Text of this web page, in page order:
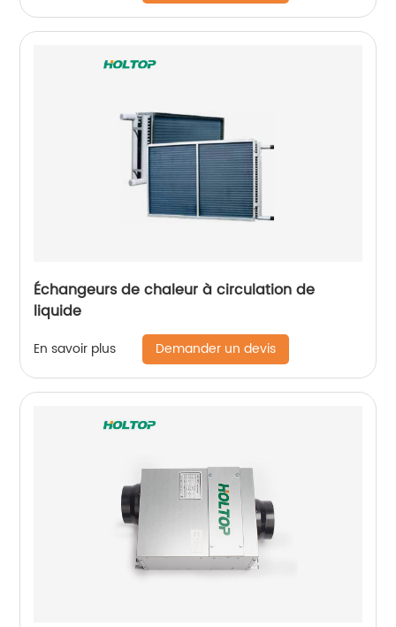
Échangeurs de chaleur à circulation de
liquide
En savoir plus Demander un devis